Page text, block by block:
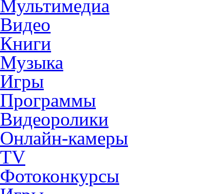
Мультимедиа
Видео
Книги
Музыка
Игры
Программы
Видеоролики
Онлайн-камеры
TV
Фотоконкурсы